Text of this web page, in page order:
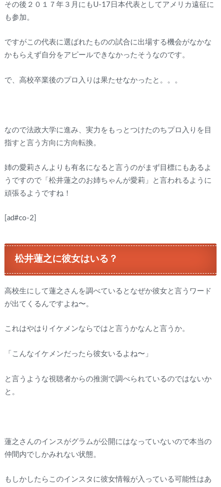
その後２０１７年３月にもU-17日本代表としてアメリカ遠征に
も参加。
ですがこの代表に選ばれたものの試合に出場する機会がなかな
かもらえず自分をアピールできなかったそうなのです。
で、高校卒業後のプロ入りは果たせなかったと。。。
なので法政大学に進み、実力をもっとつけたのちプロ入りを目
指すと言う方向に方向転換。
姉の愛莉さんよりも有名になると言うのがまず目標にもあるよ
うですので「松井蓮之のお姉ちゃんが愛莉」と言われるように
頑張るようですね！
[ad#co-2]
松井蓮之に彼女はいる？
高校生にして蓮之さんを調べているとなぜか彼女と言うワード
が出てくるんですよね〜。
これはやはりイケメンならではと言うかなんと言うか。
「こんなイケメンだったら彼女いるよね〜」
と言うような視聴者からの推測で調べられているのではないか
と。
蓮之さんのインスがグラムが公開にはなっていないので本当の
仲間内でしかみれない状態。
もしかしたらこのインスタに彼女情報が入っている可能性はあ